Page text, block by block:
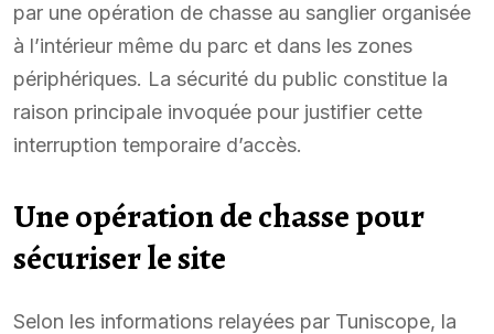
par une opération de chasse au sanglier organisée
à l’intérieur même du parc et dans les zones
périphériques. La sécurité du public constitue la
raison principale invoquée pour justifier cette
interruption temporaire d’accès.
Une opération de chasse pour
sécuriser le site
Selon les informations relayées par Tuniscope, la